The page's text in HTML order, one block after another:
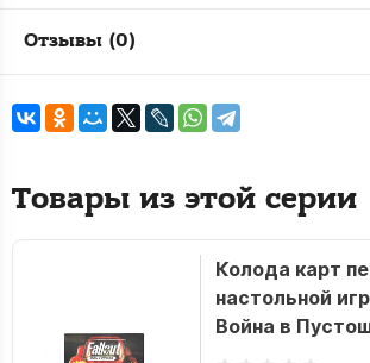
Отзывы (0)
Товары из этой серии
Колода карт
настольной
Война в